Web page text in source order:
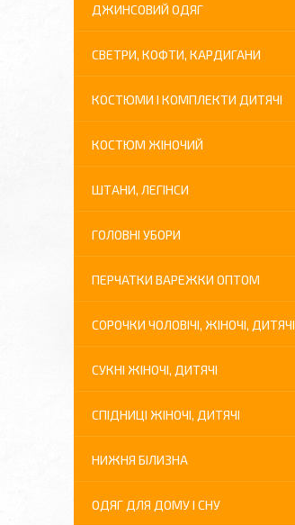
ДЖИНСОВИЙ ОДЯГ
СВЕТРИ, КОФТИ, КАРДИГАНИ
КОСТЮМИ І КОМПЛЕКТИ ДИТЯЧІ
КОСТЮМ ЖІНОЧИЙ
ШТАНИ, ЛЕГІНСИ
ГОЛОВНІ УБОРИ
ПЕРЧАТКИ ВАРЕЖКИ ОПТОМ
СОРОЧКИ ЧОЛОВІЧІ, ЖІНОЧІ, ДИТЯЧІ
СУКНІ ЖІНОЧІ, ДИТЯЧІ
СПІДНИЦІ ЖІНОЧІ, ДИТЯЧІ
НИЖНЯ БІЛИЗНА
ОДЯГ ДЛЯ ДОМУ І СНУ